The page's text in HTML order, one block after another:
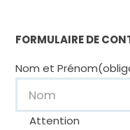
FORMULAIRE DE
Nom et Prénom
Attention